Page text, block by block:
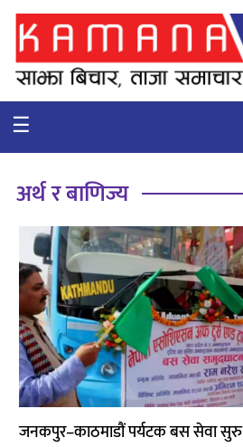
गृहपृष्ठ
समाचार
कुटनिती
अर्थ
र
बाणिज्य
भिडियो
सिफारिस
☰
अर्थ र बाणिज्य
जनकपुर–काठमाडौं पर्यटक बस सेवा सुरु